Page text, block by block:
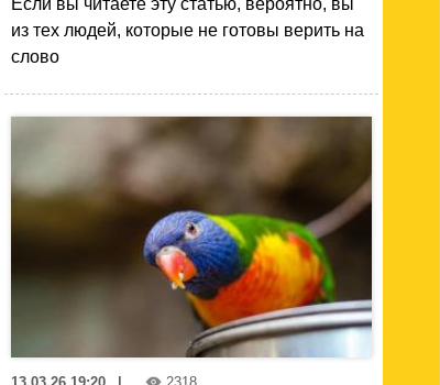
Если вы читаете эту статью, вероятно, вы
из тех людей, которые не готовы верить на
слово